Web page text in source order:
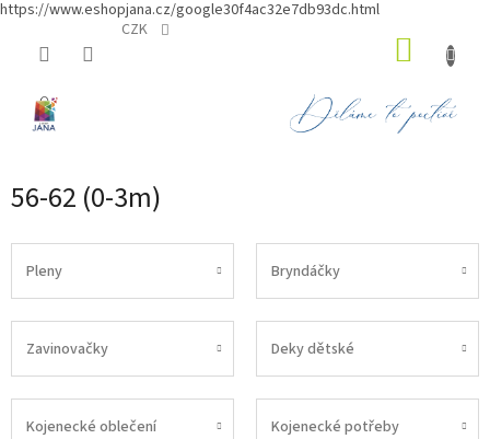
https://www.eshopjana.cz/google30f4ac32e7db93dc.html
CZK
56-62 (0-3m)
Pleny Bryndáčky
Zavinovačky Deky dětské
Kojenecké oblečení Kojenecké potřeby